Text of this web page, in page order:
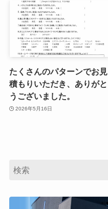
たくさんのパターンでお見
積もりいただき、ありがと
うございました。
2026年5月16日